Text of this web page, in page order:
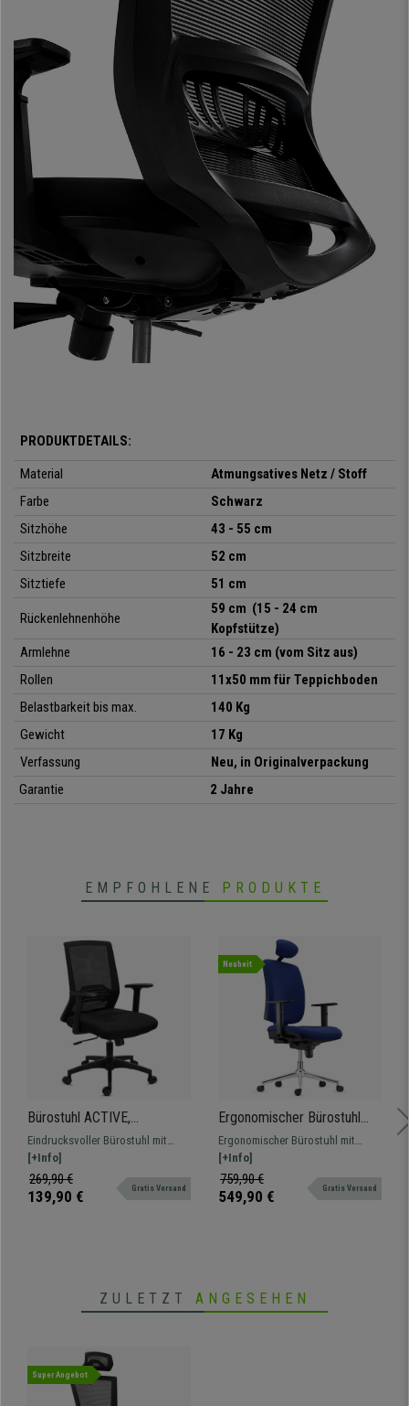
Synchronmechanik lässt sich in 3 Positionen arretieren.
diesem praktischen System können Sie Ihren Stuhl verstellen und im
gewünschten Winkel fixieren. Außerdem kann der Gegendruck an das
individuelle Gewicht angepasst werden.
Der Sitz ist aufgrund der
hochdichten Polsterung und den
abgerundeten Kanten
sehr bequem und angenehm in der
Nutzung. Durch die ergonomischen Formen und sicheren Materialien wird
der Druck gelindert und der Blutkreislauf gefördert. Tatsächlich handelt es
sich um ein Modell, das für die
intensive 8h-Nutzung geeignet
diesem Bürostuhl wird langes Sitzen zum Vergnügen.
Fußkreuz des Stuhls ist aus poliertem Aluminium
, elegant,
formschön und äußerst stabil. Die Herstellungsmaterialien zeichnen sich
durch ihre
überlegene Solidität und Verarbeitung
aus. Dieser Stuhl
wird Ihnen viele Jahre lang Freude bereiten.
Dieses Modell wurde nach den für Bürostühle geltenden anspruchsvollen
Normen in Bezug auf
Abmessungen, Sicherheit, Stabilität, Festigkeit
und Haltbarkeit
entworfen und hergestellt. Dies und seine
kostenlosem Versand bis direkt vor Ihre Tür, der umfassendsten
• Sitz mit Stoffbezug und hochdichter Füllung (28kg/ m3)
Synchronmechanik, in 3 Positionen arretierbar
•Robustes und stabiles F ußkreuz aus poliertem Aluminium
PRODUKTDETAILS:
Material
Atmungsatives Netz / Stoff
Farbe
Schwarz
Sitzhöhe
43 - 55 cm
Sitzbreite
52 cm
Sitztiefe
51 cm
Rückenlehnenhöhe
59 cm (15 - 24 cm
Kopfstütze)
Armlehne
16 - 23 cm (vom Sitz aus)
Rollen
11x50 mm für Teppichboden
Belastbarkeit bis max.
140 Kg
Gewicht
17 Kg
Verfassung
Neu, in Originalverpackung
Garantie
2 Jahre
EMPFOHLENE PRODUKTE
Bürostuhl ACTIVE,
Lordosenstütze,
verstellbare Armlehnen,
bequem und robust, Farbe
Schwarz
Eindrucksvoller Bürostuhl mit
Lordosenstütze. Sitz mit
hochdichter Polsterung und
verstellbaren Armlehnen. Optimaler
[+Info]
269,90 €
139,90 € Gratis Versand
Neuheit
Ergonomischer Bürostuhl
PIERO STOFF V mit
Kopfstütze, verstellbare
Armlehnen, Farbe
Dunkelblau
Ergonomischer Bürostuhl mit
Metallfußkreuz, dick
ausgepolstert, sehr bequem, mit
verstellbaren Armlehnen. Für eine
[+Info]
759,90 €
549,90 € Gratis Versand
ZULETZT ANGESEHEN
Super Angebot